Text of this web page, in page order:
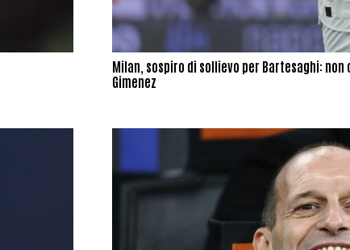
Milan, sospiro di sollievo per Bartesaghi: non
Gimenez